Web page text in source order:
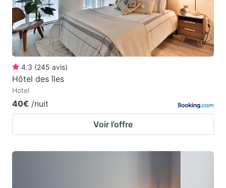
4.3 (245 avis)
Hôtel des îles
Hotel
40€ /nuit
Voir l’offre